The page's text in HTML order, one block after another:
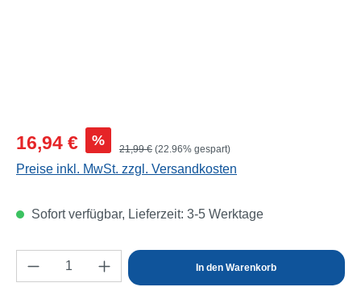
Verkaufspreis:
16,94 € % Regulärer Preis:
21,99 € (22.96% gespart)
Preise inkl. MwSt. zzgl. Versandkosten
Sofort verfügbar, Lieferzeit: 3-5 Werktage
Produkt Anzahl: Gib den gewünschten
In den Warenkorb